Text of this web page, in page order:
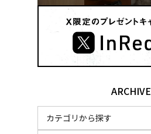
ARCHIVE